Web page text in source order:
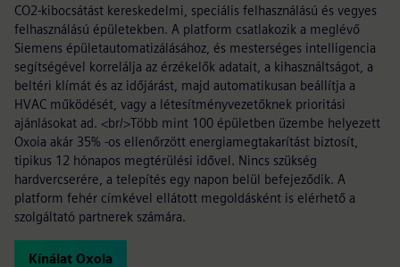
CO2-kibocsátást kereskedelmi, speciális felhasználású és vegyes
felhasználású épületekben. A platform csatlakozik a meglévő
Siemens épületautomatizálásához, és mesterséges intelligencia
segítségével korrelálja az érzékelők adatait, a kihasználtságot, a
beltéri klímát és az időjárást, majd automatikusan beállítja a
HVAC működését, vagy a létesítményvezetőknek prioritási
ajánlásokat ad. <br/>Több mint 100 épületben üzembe helyezett
Oxoia akár 35% -os ellenőrzött energiamegtakarítást biztosít,
tipikus 12 hónapos megtérülési idővel. Nincs szükség
hardvercserére, a telepítés egy napon belül befejeződik. A
platform fehér címkével ellátott megoldásként is elérhető a
szolgáltató partnerek számára.
Kínálat Oxoia